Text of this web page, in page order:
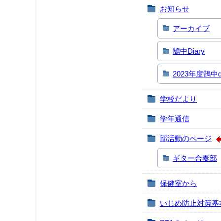
お知らせ
アーカイブ
鵠中Diary
2023年度鵠中
学校だより
学年通信
部活動のページ
ギター合奏部
保健室から
いじめ防止対策基